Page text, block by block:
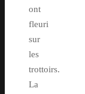
ont
fleuri
sur
les
trottoirs.
La